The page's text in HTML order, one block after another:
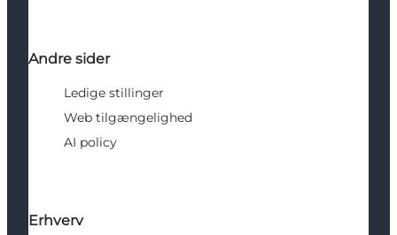
Andre sider
Ledige stillinger
Web tilgængelighed
AI policy
Erhverv